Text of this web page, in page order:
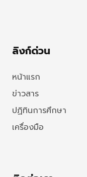
ลิงก์ด่วน
หน้าแรก
ข่าวสาร
ปฏิทินการศึกษา
เครื่องมือ